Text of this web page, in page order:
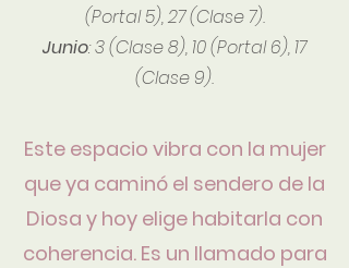
(Portal 5), 27 (Clase 7).
Junio: 3 (Clase 8), 10 (Portal 6), 17
(Clase 9).
Este espacio vibra con la mujer
que ya caminó el sendero de la
Diosa y hoy elige habitarla con
coherencia. Es un llamado para